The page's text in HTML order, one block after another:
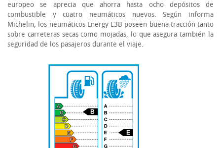
europeo se aprecia que ahorra hasta ocho depósitos de
combustible y cuatro neumáticos nuevos. Según informa
Michelin, los neumáticos Energy E3B poseen buena tracción tanto
sobre carreteras secas como mojadas, lo que asegura también la
seguridad de los pasajeros durante el viaje.
B
E